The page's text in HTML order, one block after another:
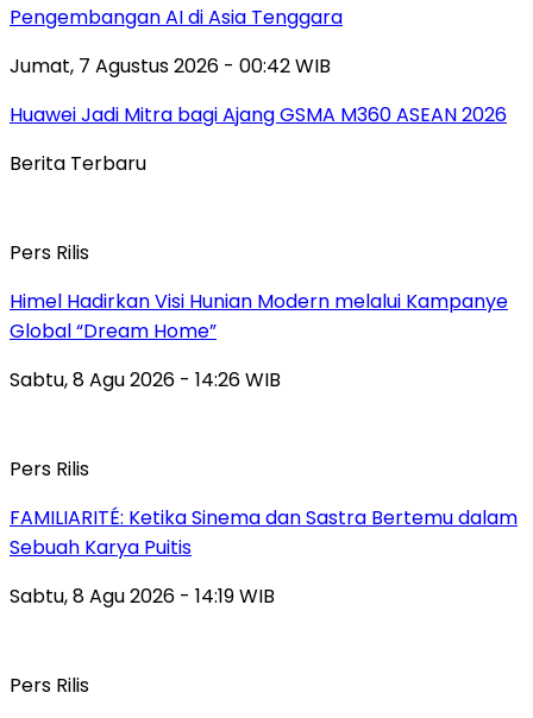
Pengembangan AI di Asia Tenggara
Jumat, 7 Agustus 2026 - 00:42 WIB
Huawei Jadi Mitra bagi Ajang GSMA M360 ASEAN 2026
Berita Terbaru
Pers Rilis
Himel Hadirkan Visi Hunian Modern melalui Kampanye
Global “Dream Home”
Sabtu, 8 Agu 2026 - 14:26 WIB
Pers Rilis
FAMILIARITÉ: Ketika Sinema dan Sastra Bertemu dalam
Sebuah Karya Puitis
Sabtu, 8 Agu 2026 - 14:19 WIB
Pers Rilis